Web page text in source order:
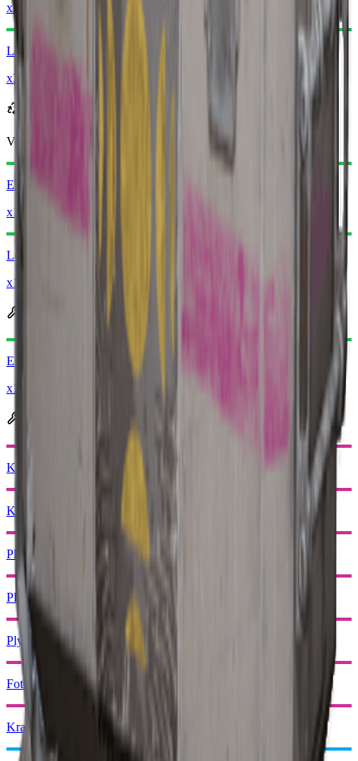
x2
Ledninger
x3
Ved resirkulering vil du motta Raider-mynter
Elektriske komponenter
x1
Ledninger
x1
Elektriske komponenter
x1
Brukes i produksjon
Kamp Mk. 3 (Aggressiv)
Kamp Mk. 3 (Flankerende)
Plyndring Mk. 3 (Forsiktig)
Plyndring Mk. 3 (Vokter)
Plyndring Mk. 3 (Survivor)
Fotoelektrisk kappe
Kraftstang